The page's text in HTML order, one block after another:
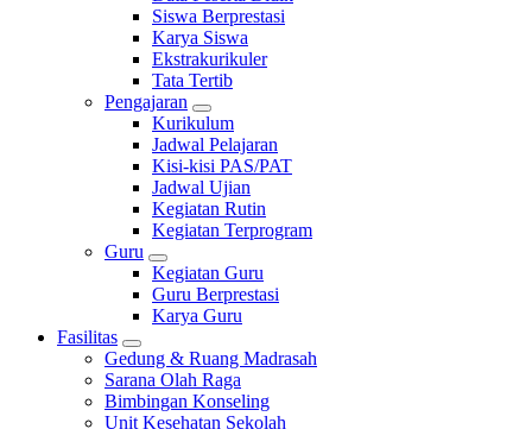
Siswa Berprestasi
Karya Siswa
Ekstrakurikuler
Tata Tertib
Pengajaran
Kurikulum
Jadwal Pelajaran
Kisi-kisi PAS/PAT
Jadwal Ujian
Kegiatan Rutin
Kegiatan Terprogram
Guru
Kegiatan Guru
Guru Berprestasi
Karya Guru
Fasilitas
Gedung & Ruang Madrasah
Sarana Olah Raga
Bimbingan Konseling
Unit Kesehatan Sekolah